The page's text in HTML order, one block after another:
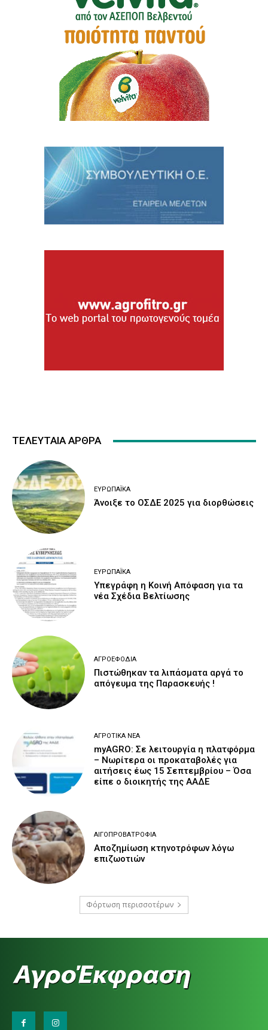
ΤΕΛΕΥΤΑΙΑ ΑΡΘΡΑ
ΕΥΡΩΠΑΪΚΆ
Άνοιξε το ΟΣΔΕ 2025 για διορθώσεις
ΕΥΡΩΠΑΪΚΆ
Υπεγράφη η Κοινή Απόφαση για τα
νέα Σχέδια Βελτίωσης
ΑΓΡΟΕΦΌΔΙΑ
Πιστώθηκαν τα λιπάσματα αργά το
απόγευμα της Παρασκευής !
ΑΓΡΟΤΙΚΆ ΝΈΑ
myAGRO: Σε λειτουργία η πλατφόρμα
– Νωρίτερα οι προκαταβολές για
αιτήσεις έως 15 Σεπτεμβρίου – Όσα
είπε ο διοικητής της ΑΑΔΕ
ΑΙΓΟΠΡΟΒΑΤΡΟΦΊΑ
Αποζημίωση κτηνοτρόφων λόγω
επιζωοτιών
Φόρτωση περισσοτέρων